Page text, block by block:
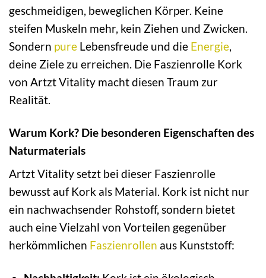
geschmeidigen, beweglichen Körper. Keine
steifen Muskeln mehr, kein Ziehen und Zwicken.
Sondern pure Lebensfreude und die Energie
deine Ziele zu erreichen. Die Faszienrolle Kork
von Artzt Vitality macht diesen Traum zur
Realität.
Warum Kork? Die besonderen Eigenschaften des
Naturmaterials
Artzt Vitality setzt bei dieser Faszienrolle
bewusst auf Kork als Material. Kork ist nicht nur
ein nachwachsender Rohstoff, sondern bietet
auch eine Vielzahl von Vorteilen gegenüber
herkömmlichen Faszienrollen aus Kunststoff: